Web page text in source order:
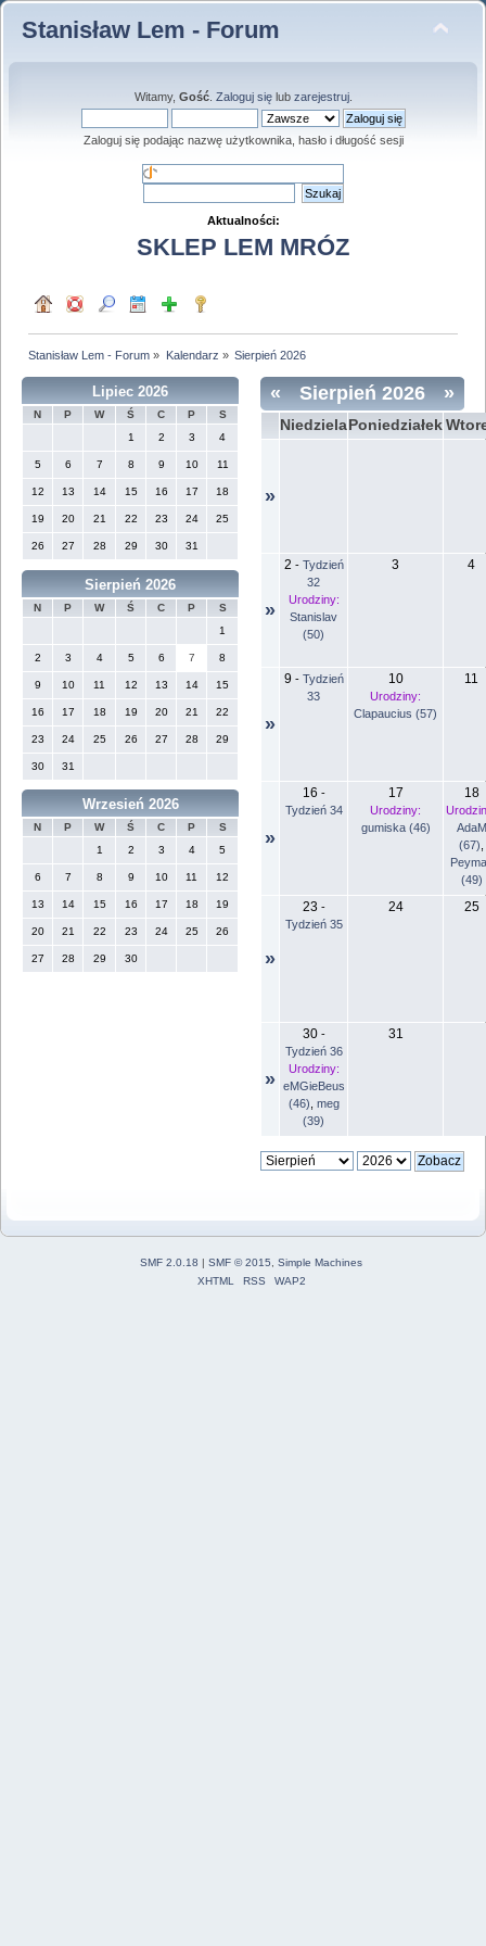
Stanisław Lem - Forum
Witamy, Gość. Zaloguj sięlub zarejestruj.
Zaloguj się podając nazwę użytkownika, hasło i długość sesji
Aktualności:
SKLEP LEM MRÓZ
Stanisław Lem - Forum » Kalendarz » Sierpień 2026
Lipiec 2026
N P W Ś C P
S
1
2 3 4
5 6 7 8 9 10 11
12 13 14 15 16 17 18
19 20 21 22 23 24 25
26 27 28 29 30 31
Sierpień 2026
N P W Ś C P
S
1
2 3 4 5 6 7 8
9 10 11 12 13 14 15
16 17 18 19 20 21 22
23 24 25 26 27 28 29
30 31
Wrzesień 2026
N P W Ś C P
S
1
2 3 4 5
6 7 8 9 10 11 12
13 14 15 16 17 18 19
20 21 22 23 24 25 26
27 28 29 30
« »
Sierpień 2026
Niedziela Poniedziałek
»
»
2 - Tydzień
32
Urodziny:
Stanislav
(50)
3 4
»
9 - Tydzień
33
10
Urodziny:
Clapaucius (57)
11
»
16 -
Tydzień 34
17
Urodziny:
gumiska (46)
18
AdaM
(67)
(49)
»
23 -
Tydzień 35
24 25
»
30-
Tydzień 36
Urodziny:
eMGieBeus
(46) meg
(39)
31
SMF 2.0.18 | SMF © 2015
Simple Machines
XHTML
RSS WAP2